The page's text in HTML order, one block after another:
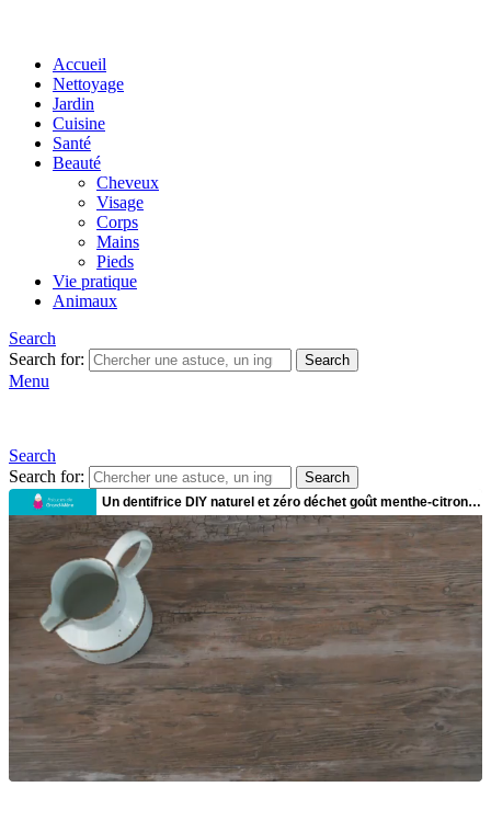
Accueil
Nettoyage
Jardin
Cuisine
Santé
Beauté
Cheveux
Visage
Corps
Mains
Pieds
Vie pratique
Animaux
Search
Search for:
Search
Menu
Search
Search for:
Search